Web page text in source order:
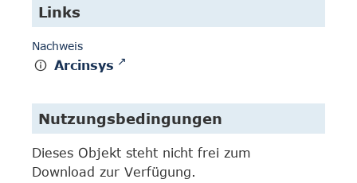
Links
Nachweis
Arcinsys
Nutzungsbedingungen
Dieses Objekt steht nicht frei zum
Download zur Verfügung.